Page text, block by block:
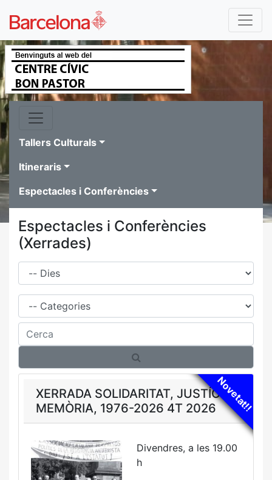
Tallers Culturals
Itineraris
Espectacles i Conferències
Espectacles i Conferències
(Xerrades)
Dies
Família
Cerca
Novetat!!
XERRADA SOLIDARITAT, JUSTÍCIA,
MEMÒRIA, 1976-2026 4T 2026
Divendres, a les 19.00
h